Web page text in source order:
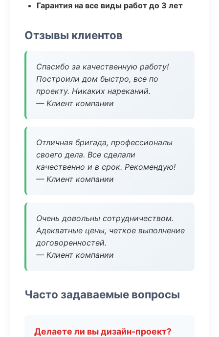
Гарантия на все виды работ до 3 лет
Отзывы клиентов
Спасибо за качественную работу!
Построили дом быстро, все по
проекту. Никаких нареканий.
— Клиент компании
Отличная бригада, профессионалы
своего дела. Все сделали
качественно и в срок. Рекомендую!
— Клиент компании
Очень довольны сотрудничеством.
Адекватные цены, четкое выполнение
договоренностей.
— Клиент компании
Часто задаваемые вопросы
Делаете ли вы дизайн-проект?